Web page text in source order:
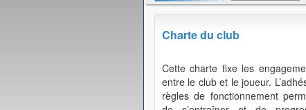
Charte du club
Cette charte fixe les
entre le club et le joueur.
règles de fonctionnement